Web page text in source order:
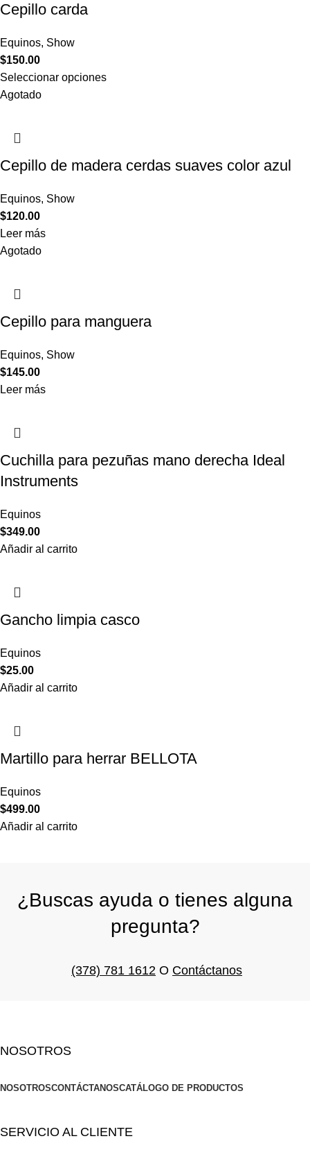
Cepillo carda
Equinos, Show
$150.00
Seleccionar opciones
Agotado
Cepillo de madera cerdas suaves color azul
Equinos, Show
$120.00
Leer más
Agotado
Cepillo para manguera
Equinos, Show
$145.00
Leer más
Cuchilla para pezuñas mano derecha Ideal
Instruments
Equinos
$349.00
Añadir al carrito
Gancho limpia casco
Equinos
$25.00
Añadir al carrito
Martillo para herrar BELLOTA
Equinos
$499.00
Añadir al carrito
¿Buscas ayuda o tienes alguna
pregunta?
(378) 781 1612 O Contáctanos
NOSOTROS
NOSOTROSCONTÁCTANOSCATÁLOGO DE PRODUCTOS
SERVICIO AL CLIENTE